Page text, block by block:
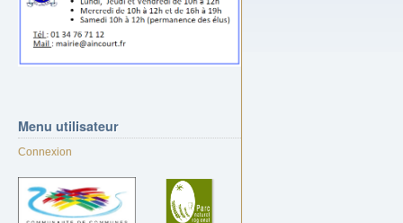
Menu utilisateur
Connexion